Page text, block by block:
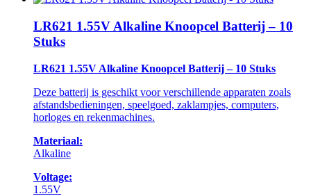
LR621 1.55V Alkaline Knoopcel Batterij – 10
Stuks
LR621 1.55V Alkaline Knoopcel Batterij – 10 Stuks
Deze batterij is geschikt voor verschillende apparaten zoals
afstandsbedieningen, speelgoed, zaklampjes, computers,
horloges en rekenmachines.
Materiaal:
Alkaline
Voltage:
1.55V